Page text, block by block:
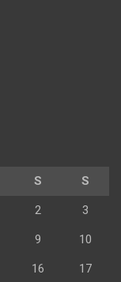
S S
2 3
9 10
16 17